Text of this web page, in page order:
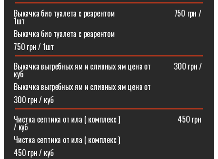
Выкачка био туалета с реарентом ⠀⠀⠀⠀⠀⠀⠀⠀⠀⠀750 грн /
1шт
Выкачка био туалета с реарентом
750 грн / 1шт
Выкачка выгребных ям и сливных ям цена от⠀⠀⠀⠀300 грн /
куб
Выкачка выгребных ям и сливных ям цена от
300 грн / куб
Чистка септика от ила ( комплекс )⠀⠀⠀⠀⠀⠀⠀⠀⠀⠀450 грн
/ куб
Чистка септика от ила ( комплекс )
450 грн / куб